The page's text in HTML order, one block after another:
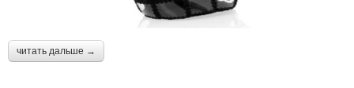
читать дальше →